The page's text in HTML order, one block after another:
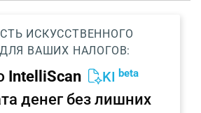
ИСКУССТВЕННОГО
ВАШИХ НАЛОГОВ:
IntelliScan KI beta
денег без лишних